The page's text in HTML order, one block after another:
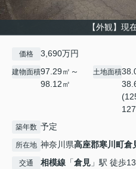
【外観】現
価格 3,690万円
建物面積97.29㎡～
98.12㎡
土地面積
築年数 予定
所在地 神奈川県高座郡寒川町倉
交通 相模線 「倉見 」駅 徒歩